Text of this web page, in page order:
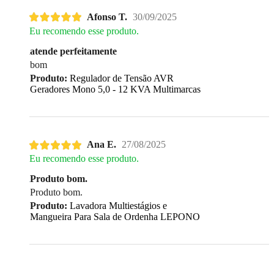
Afonso T. 30/09/2025
Eu recomendo esse produto.
atende perfeitamente
bom
Produto: Regulador de Tensão AVR
Geradores Mono 5,0 - 12 KVA Multimarcas
Ana E. 27/08/2025
Eu recomendo esse produto.
Produto bom.
Produto bom.
Produto: Lavadora Multiestágios e
Mangueira Para Sala de Ordenha LEPONO